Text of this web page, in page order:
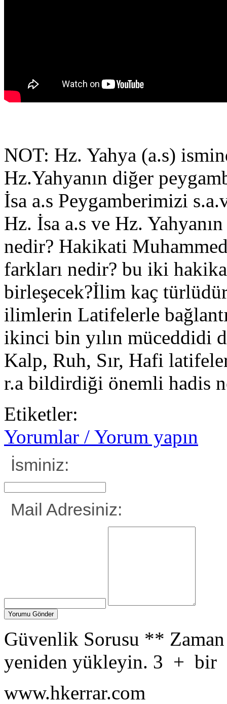
NOT: Hz. Yahya (a.s)
Hz.Yahyanın diğer
İsa a.s Peygamberimizi
Hz. İsa a.s ve Hz.
nedir? Hakikati
farkları nedir? bu iki
birleşecek?İlim kaç
ilimlerin Latifelerle
ikinci bin yılın müceddidi
Kalp, Ruh, Sır, Hafi
r.a bildirdiği önemli hadis
Etiketler:
Yorumlar / Yorum yapın
İsminiz:
Mail Adresiniz:
Güvenlik Sorusu **
yeniden yükleyin. 3 + bir
www.hkerrar.com